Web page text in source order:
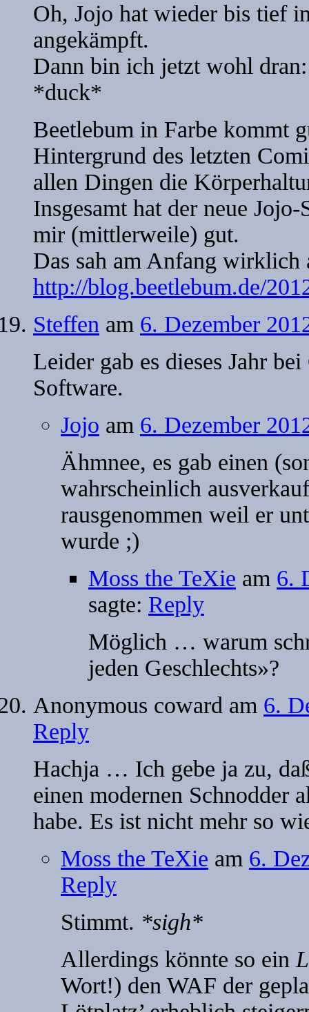
Oh, Jojo hat wieder bis tief
angekämpft.
Dann bin ich jetzt wohl dran:
*duck*
Beetlebum in Farbe kommt
Hintergrund des letzten
allen Dingen die
Insgesamt hat der neue
mir (mittlerweile) gut.
Das sah am Anfang wirklich
http://blog.beetlebum.de/
Steffen am 6. Dezember
Leider gab es dieses Jahr
Software.
Jojo am 6. Dezember
Ähmnee, es gab einen
wahrscheinlich
rausgenommen weil er
wurde ;)
Moss the TeXie am 6.
sagte: Reply
Möglich … warum
jeden Geschlechts»?
Anonymous coward am 6.
Reply
Hachja … Ich gebe ja zu,
einen modernen Schnodder
habe. Es ist nicht mehr so
Moss the TeXie am 6.
Reply
Stimmt. *sigh*
Allerdings könnte so ein
Wort!) den WAF der